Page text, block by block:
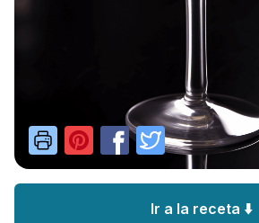
Ir a la receta ⬇️